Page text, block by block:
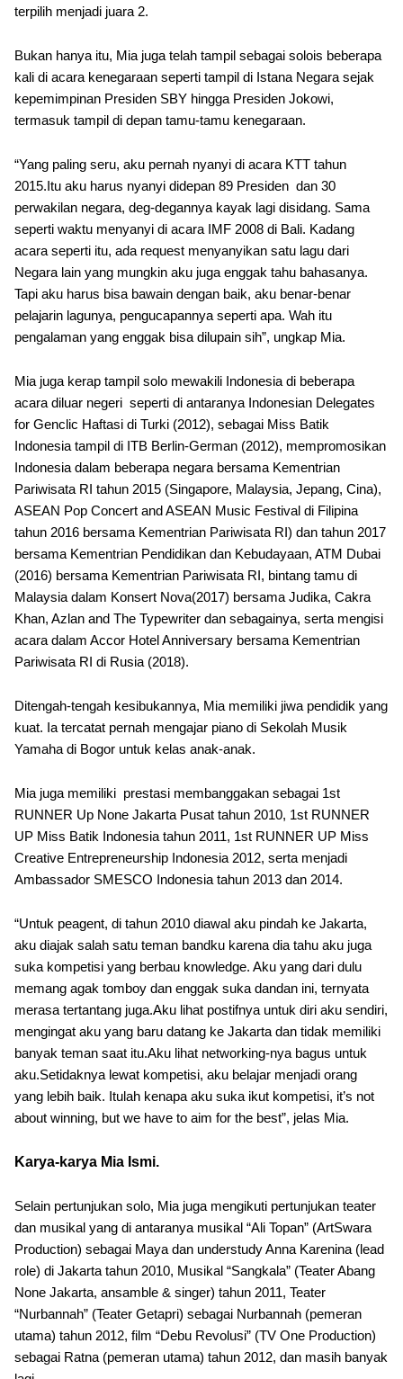
terpilih menjadi juara 2.
Bukan hanya itu, Mia juga telah tampil sebagai solois beberapa
kali di acara kenegaraan seperti tampil di Istana Negara sejak
kepemimpinan Presiden SBY hingga Presiden Jokowi,
termasuk tampil di depan tamu-tamu kenegaraan.
“Yang paling seru, aku pernah nyanyi di acara KTT tahun
2015.Itu aku harus nyanyi didepan 89 Presiden dan 30
perwakilan negara, deg-degannya kayak lagi disidang. Sama
seperti waktu menyanyi di acara IMF 2008 di Bali. Kadang
acara seperti itu, ada request menyanyikan satu lagu dari
Negara lain yang mungkin aku juga enggak tahu bahasanya.
Tapi aku harus bisa bawain dengan baik, aku benar-benar
pelajarin lagunya, pengucapannya seperti apa. Wah itu
pengalaman yang enggak bisa dilupain sih”, ungkap Mia.
Mia juga kerap tampil solo mewakili Indonesia di beberapa
acara diluar negeri seperti di antaranya Indonesian Delegates
for Genclic Haftasi di Turki (2012), sebagai Miss Batik
Indonesia tampil di ITB Berlin-German (2012), mempromosikan
Indonesia dalam beberapa negara bersama Kementrian
Pariwisata RI tahun 2015 (Singapore, Malaysia, Jepang, Cina),
ASEAN Pop Concert and ASEAN Music Festival di Filipina
tahun 2016 bersama Kementrian Pariwisata RI) dan tahun 2017
bersama Kementrian Pendidikan dan Kebudayaan, ATM Dubai
(2016) bersama Kementrian Pariwisata RI, bintang tamu di
Malaysia dalam Konsert Nova(2017) bersama Judika, Cakra
Khan, Azlan and The Typewriter dan sebagainya, serta mengisi
acara dalam Accor Hotel Anniversary bersama Kementrian
Pariwisata RI di Rusia (2018).
Ditengah-tengah kesibukannya, Mia memiliki jiwa pendidik yang
kuat. Ia tercatat pernah mengajar piano di Sekolah Musik
Yamaha di Bogor untuk kelas anak-anak.
Mia juga memiliki prestasi membanggakan sebagai 1st
RUNNER Up None Jakarta Pusat tahun 2010, 1st RUNNER
UP Miss Batik Indonesia tahun 2011, 1st RUNNER UP Miss
Creative Entrepreneurship Indonesia 2012, serta menjadi
Ambassador SMESCO Indonesia tahun 2013 dan 2014.
“Untuk peagent, di tahun 2010 diawal aku pindah ke Jakarta,
aku diajak salah satu teman bandku karena dia tahu aku juga
suka kompetisi yang berbau knowledge. Aku yang dari dulu
memang agak tomboy dan enggak suka dandan ini, ternyata
merasa tertantang juga.Aku lihat postifnya untuk diri aku sendiri,
mengingat aku yang baru datang ke Jakarta dan tidak memiliki
banyak teman saat itu.Aku lihat networking-nya bagus untuk
aku.Setidaknya lewat kompetisi, aku belajar menjadi orang
yang lebih baik. Itulah kenapa aku suka ikut kompetisi, it’s not
about winning, but we have to aim for the best”, jelas Mia.
Karya-karya Mia Ismi.
Selain pertunjukan solo, Mia juga mengikuti pertunjukan teater
dan musikal yang di antaranya musikal “Ali Topan” (ArtSwara
Production) sebagai Maya dan understudy Anna Karenina (lead
role) di Jakarta tahun 2010, Musikal “Sangkala” (Teater Abang
None Jakarta, ansamble & singer) tahun 2011, Teater
“Nurbannah” (Teater Getapri) sebagai Nurbannah (pemeran
utama) tahun 2012, film “Debu Revolusi” (TV One Production)
sebagai Ratna (pemeran utama) tahun 2012, dan masih banyak